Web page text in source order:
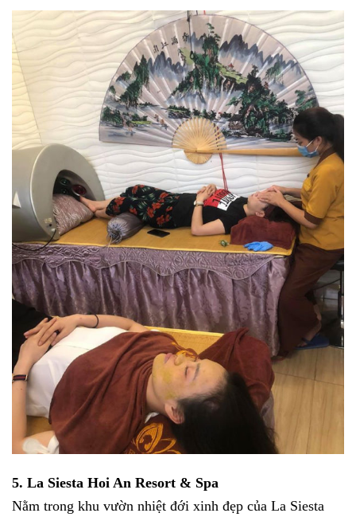
5. La Siesta Hoi An Resort & Spa
Nằm trong khu vườn nhiệt đới xinh đẹp của La Siesta